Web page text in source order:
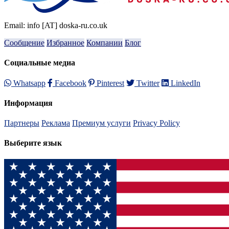
Email: info [AT] doska-ru.co.uk
Сообщение Избранное Компании Блог
Социальные медиа
Whatsapp Facebook Pinterest Twitter LinkedIn
Информация
Партнеры Реклама Премиум услуги Privacy Policy
Выберите язык